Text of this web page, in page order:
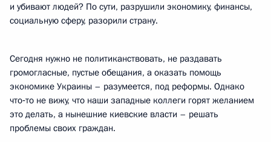
и убивают людей? По сути, разрушили экономику, финансы,
социальную сферу, разорили страну.
Сегодня нужно не политиканствовать, не раздавать
громогласные, пустые обещания, а оказать помощь
экономике Украины – разумеется, под реформы. Однако
что‑то не вижу, что наши западные коллеги горят желанием
это делать, а нынешние киевские власти – решать
проблемы своих граждан.